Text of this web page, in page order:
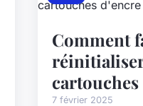
Comment
cartouches
7 février 2025